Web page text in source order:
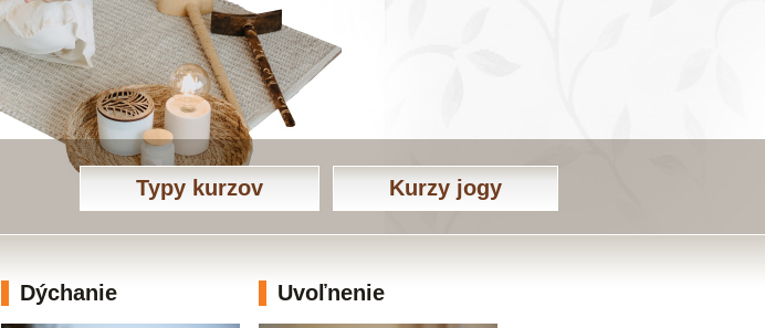
Typy kurzov Kurzy jogy
Dýchanie Uvoľnenie